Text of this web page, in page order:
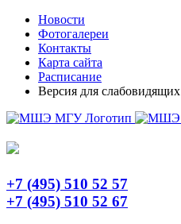
Skip
content
TelegramНовости
Фотогалереи
Контакты
Карта сайта
Расписание
Версия для слабовидящих
+7 (495) 510 52 57
+7 (495) 510 52 67